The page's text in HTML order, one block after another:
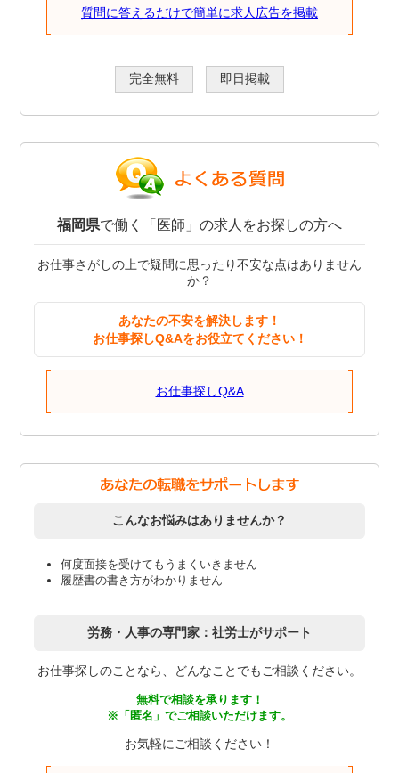
質問に答えるだけで簡単に求人広告を掲載
完全無料 即日掲載
福岡県で働く「医師」の求人をお探しの方へ
お仕事さがしの上で疑問に思ったり不安な点はありません
か？
あなたの不安を解決します！
お仕事探しQ&Aをお役立てください！
お仕事探しQ&A
こんなお悩みはありませんか？
何度面接を受けてもうまくいきません
履歴書の書き方がわかりません
労務・人事の専門家：社労士がサポート
お仕事探しのことなら、どんなことでもご相談ください。
無料で相談を承ります！
※「匿名」でご相談いただけます。
お気軽にご相談ください！